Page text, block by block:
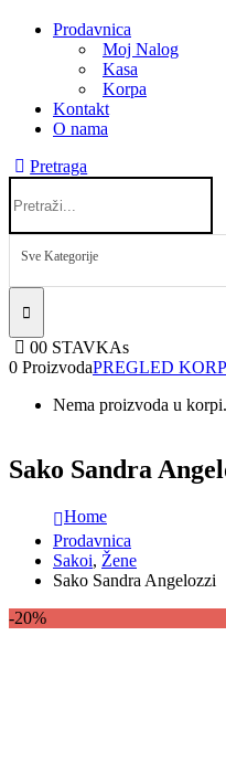
Prodavnica
Moj Nalog
Kasa
Korpa
Kontakt
O nama
Pretraga
Sve Kategorije
00 STAVKAs
0 ProizvodaPREGLED
Nema proizvoda u korpi.
Sako Sandra
Home
Prodavnica
Sakoi, Žene
Sako Sandra Angelozzi
-20%